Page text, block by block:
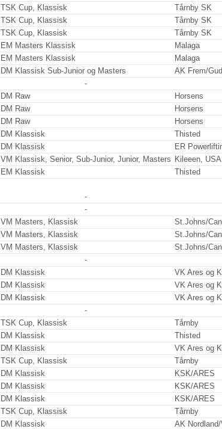
TSK Cup, Klassisk
Tårnby SK
TSK Cup, Klassisk
Tårnby SK
TSK Cup, Klassisk
Tårnby SK
EM Masters Klassisk
Malaga
EM Masters Klassisk
Malaga
DM Klassisk Sub-Junior og Masters
AK Frem/
-
DM Raw
Horsens
DM Raw
Horsens
DM Raw
Horsens
DM Klassisk
Thisted
DM Klassisk
ER
VM Klassisk, Senior, Sub-Junior, Junior, Masters Kileeen, USA
EM Klassisk
Thisted
-
-
VM Masters, Klassisk
St.Johns/
VM Masters, Klassisk
St.Johns/
VM Masters, Klassisk
St.Johns/
-
DM Klassisk
VK Ares og
DM Klassisk
VK Ares og
DM Klassisk
VK Ares og
-
TSK Cup, Klassisk
Tårnby
DM Klassisk
Thisted
DM Klassisk
VK Ares og
TSK Cup, Klassisk
Tårnby
DM Klassisk
KSK/ARES
DM Klassisk
KSK/ARES
DM Klassisk
KSK/ARES
TSK Cup, Klassisk
Tårnby
DM Klassisk
AK